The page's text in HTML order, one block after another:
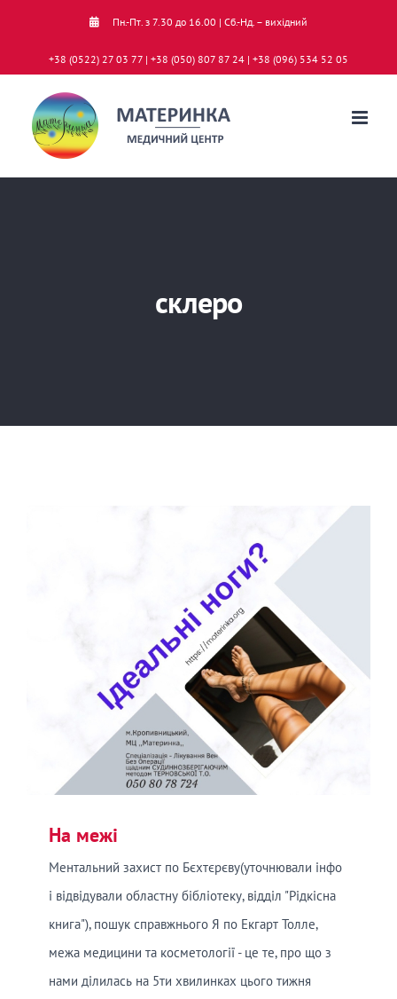
Пн.-Пт. з 7.30 до 16.00 | Сб.-Нд. – вихідний
+38 (0522) 27 03 77 | +38 (050) 807 87 24 | +38 (096) 534 52 05
склеро
На межі
Ментальний захист по Бєхтєрєву(уточнювали інфо
і відвідували областну бібліотеку, відділ "Рідкісна
книга"), пошук справжнього Я по Екгарт Толле,
межа медицини та косметології - це те, про що з
нами ділилась на 5ти хвилинках цього тижня